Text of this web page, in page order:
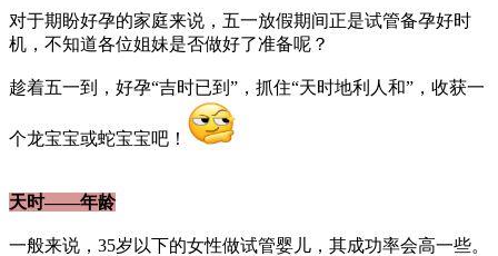
对于期盼好孕的家庭来说，五一放假期间正是试管备孕好时
机，不知道各位姐妹是否做好了准备呢？
趁着五一到，好孕“吉时已到”，抓住“天时地利人和”，收获一
个龙宝宝或蛇宝宝吧！
天时——年龄
一般来说，35岁以下的女性做试管婴儿，其成功率会高一些。